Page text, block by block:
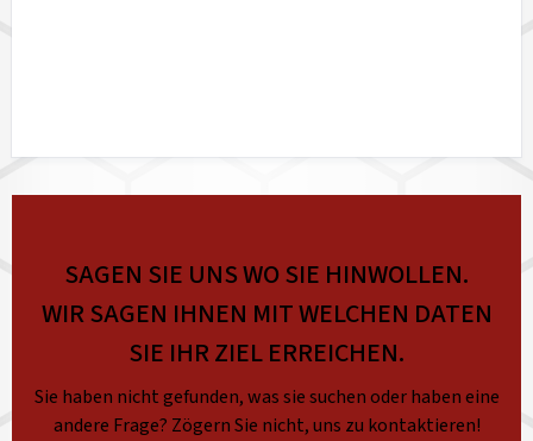
SAGEN SIE UNS WO SIE HINWOLLEN.
WIR SAGEN IHNEN MIT WELCHEN DATEN
SIE IHR ZIEL ERREICHEN.
Sie haben nicht gefunden, was sie suchen oder haben eine
andere Frage? Zögern Sie nicht, uns zu kontaktieren!